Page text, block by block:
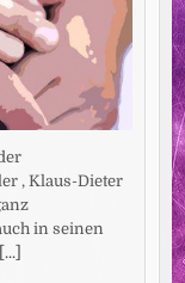
, Klaus-Dieter
in seinen
[...]